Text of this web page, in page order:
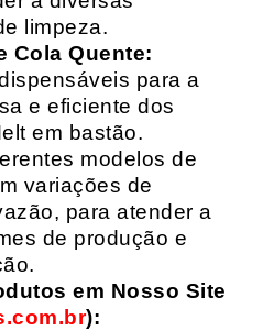
limpeza.
Cola Quente:
para a
e eficiente dos
em bastão.
modelos de
variações de
para atender a
de produção e
em Nosso Site
):